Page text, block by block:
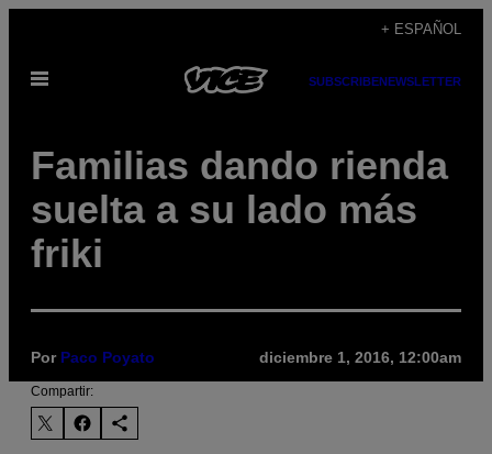
contenido
+ ESPAÑOL
Abrir
SUBSCRIBENEWSLETTER
Familias dando rienda
suelta a su lado más
friki
Por Paco Poyato diciembre 1, 2016, 12:00am
Compartir: